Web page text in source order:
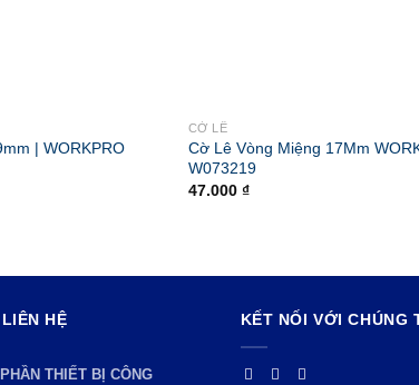
| WORKPRO
CỜ LÊ
Cờ Lê Vòng Miệng 17Mm
W073219
47.000 ₫
HỆ
THIẾT BỊ CÔNG
KẾT NỐI VỚI CHÚNG